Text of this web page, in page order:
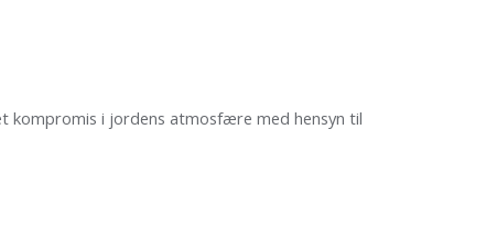
kompromis i jordens atmosfære med hensyn til